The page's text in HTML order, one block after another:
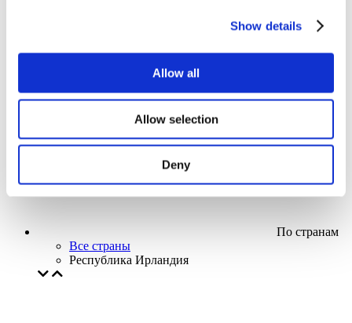
Show details
Allow all
Allow selection
Deny
Без поджанра
Применить
По странам
Все страны
Республика Ирландия